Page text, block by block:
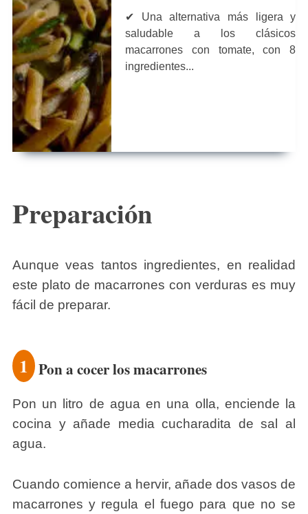
✔ Una alternativa más ligera y
saludable a los clásicos
macarrones con tomate, con 8
ingredientes...
Preparación
Aunque veas tantos ingredientes, en realidad
este plato de macarrones con verduras es muy
fácil de preparar.
1 Pon a cocer los macarrones
Pon un litro de agua en una olla, enciende la
cocina y añade media cucharadita de sal al
agua.
Cuando comience a hervir, añade dos vasos de
macarrones y regula el fuego para que no se